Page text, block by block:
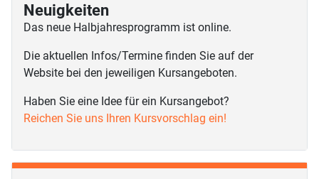
Neuigkeiten
Das neue Halbjahresprogramm ist online.
Die aktuellen Infos/Termine finden Sie auf der
Website bei den jeweiligen Kursangeboten.
Haben Sie eine Idee für ein Kursangebot?
Reichen Sie uns Ihren Kursvorschlag ein!